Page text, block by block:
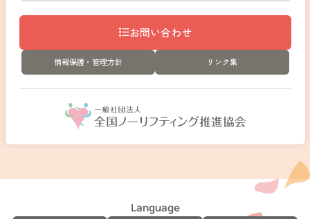
お問い合わせ
情報保護・管理方針 リンク集
Language